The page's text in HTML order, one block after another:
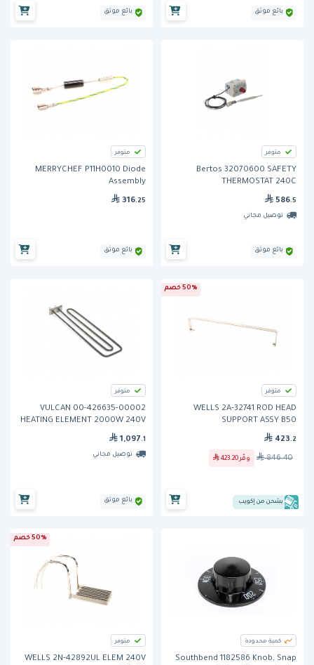
بائع موثق بائع موثق
متوفر
Bertos 32070600 SAFETY
THERMOSTAT 240C
586.5
توصيل مجاني
بائع موثق
متوفر
MERRYCHEF P11H0010 Diode
Assembly
316.25
بائع موثق
50% خصم
متوفر
WELLS 2A-32741 ROD HEAD
SUPPORT ASSY B50
423 .2
846.40 وفّر 423.20
يشحن من إكويب
متوفر
VULCAN 00-426635-00002
HEATING ELEMENT 2000W 240V
1,097 .1
توصيل مجاني
بائع موثق
كمية محدودة
Southbend 1182586 Knob, Snap
50% خصم
متوفر
WELLS 2N-42892UL ELEM 240V